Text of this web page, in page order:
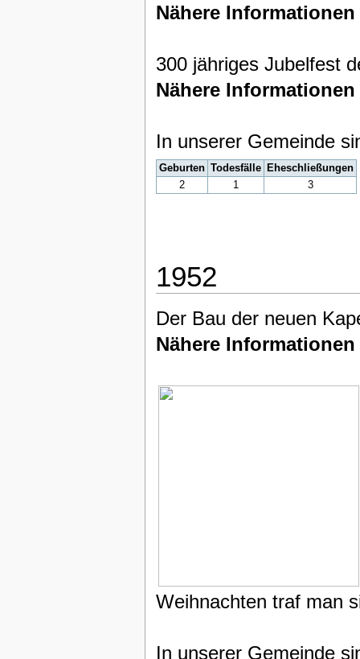
Nähere
300 jähriges Jubelfest
Nähere
In unserer Gemeinde
Geburten Todesfälle
Eheschließungen
2
1 3
1952
Der Bau der neuen
Nähere
Weihnachten traf man
In unserer Gemeinde